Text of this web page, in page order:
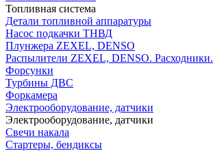
Топливная система
Детали топливной аппаратуры
Насос подкачки ТНВД
Плунжера ZEXEL, DENSO
Распылители ZEXEL, DENSO. Расходники.
Форсунки
Турбины ДВС
Форкамера
Электрооборудование, датчики
Электрооборудование, датчики
Свечи накала
Стартеры, бендиксы